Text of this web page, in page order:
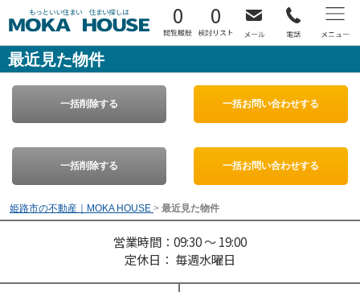
0 0
最近見た物件
一括削除する 一括お問い合わせする
一括削除する 一括お問い合わせする
姫路市の不動産｜MOKA HOUSE > 最近見た物件
営業時間：09:30 ～ 19:00
定休日： 毎週水曜日